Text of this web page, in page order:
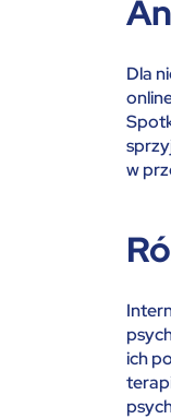
Dla
w
ich